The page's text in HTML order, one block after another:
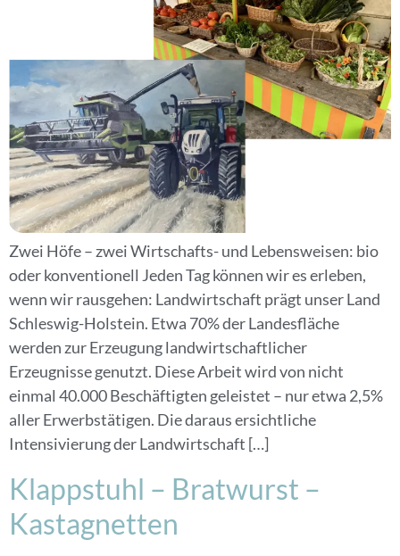
Zwei Höfe – zwei Wirtschafts- und Lebensweisen: bio
oder konventionell Jeden Tag können wir es erleben,
wenn wir rausgehen: Landwirtschaft prägt unser Land
Schleswig-Holstein. Etwa 70% der Landesfläche
werden zur Erzeugung landwirtschaftlicher
Erzeugnisse genutzt. Diese Arbeit wird von nicht
einmal 40.000 Beschäftigten geleistet – nur etwa 2,5%
aller Erwerbstätigen. Die daraus ersichtliche
Intensivierung der Landwirtschaft […]
Klappstuhl – Bratwurst –
Kastagnetten